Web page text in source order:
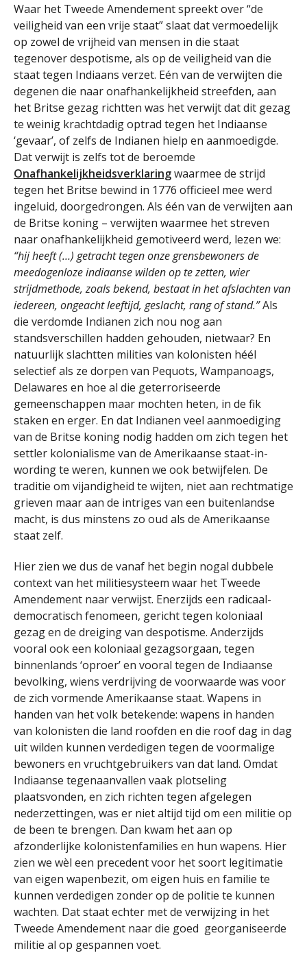
Waar het Tweede Amendement spreekt over “de
veiligheid van een vrije staat” slaat dat vermoedelijk
op zowel de vrijheid van mensen in die staat
tegenover despotisme, als op de veiligheid van die
staat tegen Indiaans verzet. Eén van de verwijten die
degenen die naar onafhankelijkheid streefden, aan
het Britse gezag richtten was het verwijt dat dit gezag
te weinig krachtdadig optrad tegen het Indiaanse
‘gevaar’, of zelfs de Indianen hielp en aanmoedigde.
Dat verwijt is zelfs tot de beroemde
Onafhankelijkheidsverklaringwaarmee de strijd
tegen het Britse bewind in 1776 officieel mee werd
ingeluid, doorgedrongen. Als één van de verwijten aan
de Britse koning – verwijten waarmee het streven
naar onafhankelijkheid gemotiveerd werd, lezen we:
“hij heeft (…) getracht tegen onze grensbewoners de
meedogenloze indiaanse wilden op te zetten, wier
strijdmethode, zoals bekend, bestaat in het afslachten van
iedereen, ongeacht leeftijd, geslacht, rang of stand.”Als
die verdomde Indianen zich nou nog aan
standsverschillen hadden gehouden, nietwaar? En
natuurlijk slachtten milities van kolonisten héél
selectief als ze dorpen van Pequots, Wampanoags,
Delawares en hoe al die geterroriseerde
gemeenschappen maar mochten heten, in de fik
staken en erger. En dat Indianen veel aanmoediging
van de Britse koning nodig hadden om zich tegen het
settler kolonialisme van de Amerikaanse staat-in-
wording te weren, kunnen we ook betwijfelen. De
traditie om vijandigheid te wijten, niet aan rechtmatige
grieven maar aan de intriges van een buitenlandse
macht, is dus minstens zo oud als de Amerikaanse
staat zelf.
Hier zien we dus de vanaf het begin nogal dubbele
context van het militiesysteem waar het Tweede
Amendement naar verwijst. Enerzijds een radicaal-
democratisch fenomeen, gericht tegen koloniaal
gezag en de dreiging van despotisme. Anderzijds
vooral ook een koloniaal gezagsorgaan, tegen
binnenlands ‘oproer’ en vooral tegen de Indiaanse
bevolking, wiens verdrijving de voorwaarde was voor
de zich vormende Amerikaanse staat. Wapens in
handen van het volk betekende: wapens in handen
van kolonisten die land roofden en die roof dag in dag
uit wilden kunnen verdedigen tegen de voormalige
bewoners en vruchtgebruikers van dat land. Omdat
Indiaanse tegenaanvallen vaak plotseling
plaatsvonden, en zich richten tegen afgelegen
nederzettingen, was er niet altijd tijd om een militie op
de been te brengen. Dan kwam het aan op
afzonderlijke kolonistenfamilies en hun wapens. Hier
zien we wèl een precedent voor het soort legitimatie
van eigen wapenbezit, om eigen huis en familie te
kunnen verdedigen zonder op de politie te kunnen
wachten. Dat staat echter met de verwijzing in het
Tweede Amendement naar die goed georganiseerde
militie al op gespannen voet.